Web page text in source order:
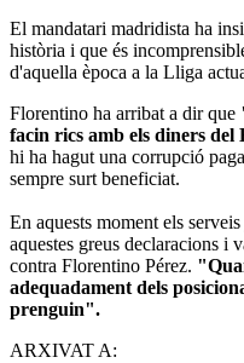
El mandatari madridista ha
història i que és
d'aquella època a la Lliga
Florentino ha arribat a dir que
facin rics amb els diners del
hi ha hagut una corrupció
sempre surt beneficiat.
En aquests moment els
aquestes greus declaracions i
contra Florentino Pérez.
adequadament dels
prenguin".
ARXIVAT A: